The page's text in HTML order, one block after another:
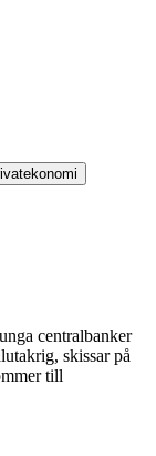
centralbanker
skissar på
till